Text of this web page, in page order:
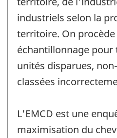
industriels selon la
territoire. On
échantillonnage pour
unités disparues,
classées
L'EMCD est une
maximisation du